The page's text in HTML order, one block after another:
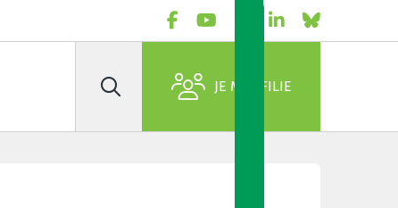
Rechercher JE M'AFFILIE